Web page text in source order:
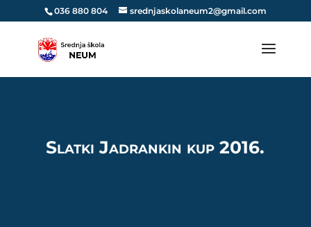
036 880 804 srednjaskolaneum2@gmail.com
Slatki Jadrankin kup 2016.